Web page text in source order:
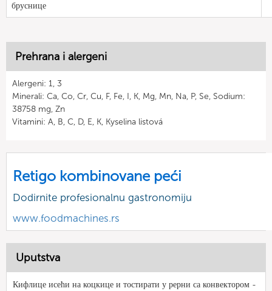
бруснице
Prehrana i alergeni
Alergeni: 1, 3
Minerali: Ca, Co, Cr, Cu, F, Fe, I, K, Mg, Mn, Na, P, Se, Sodium:
38758 mg, Zn
Vitamini: A, B, C, D, E, K, Kyselina listová
Retigo kombinovane peći
Dodirnite profesionalnu gastronomiju
www.foodmachines.rs
Uputstva
Кифлице исећи на коцкице и тостирати у рерни са конвектором -